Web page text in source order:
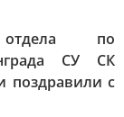
отдела по
СУ СК
поздравили с